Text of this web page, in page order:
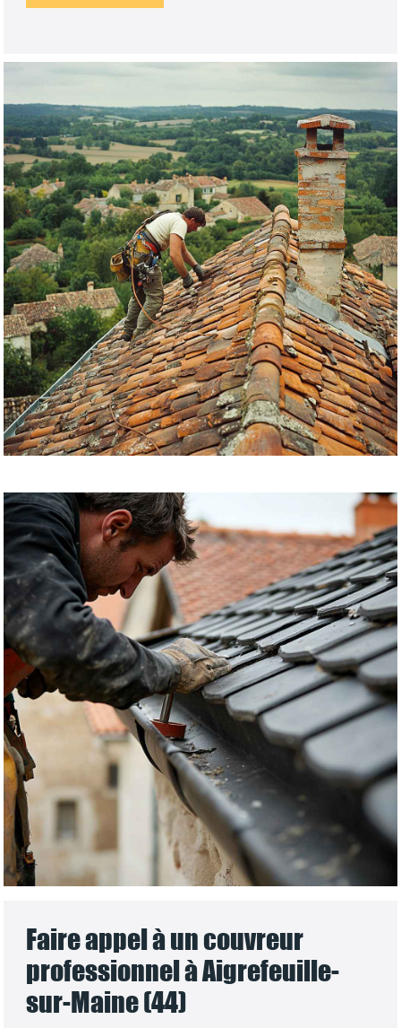
Faire appel à un couvreur
professionnel à Aigrefeuille-
sur-Maine (44)